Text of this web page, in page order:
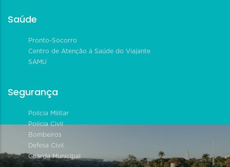
Saúde
Pronto-Socorro
Centro de Atenção à Saúde do Viajante
SAMU
Segurança
Polícia Militar
Polícia Civil
Bombeiros
Defesa Civil
Guarda Municipal